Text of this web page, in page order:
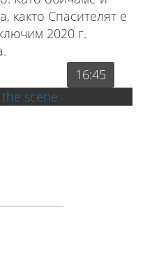
както Спасителят е
2020 г.
16:45